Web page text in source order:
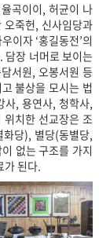
곡이이, 허균이 나
오죽헌, 신사임당과
이자 ‘홍길동전’의
담장 너머로 보이는
서원, 오봉서원 등
불상을 모시는 법
사, 용연사, 청학사,
치한 선교장은 조
당), 별당(동별당,
없는 구조를 가지
가 된다.